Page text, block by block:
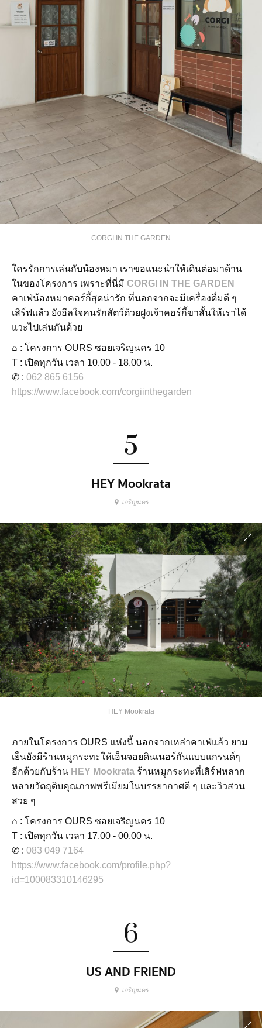
CORGI IN THE GARDEN
ใครรักการเล่นกับน้องหมา เราขอแนะนำให้เดินต่อมาด้าน
ในของโครงการ เพราะที่นี่มี CORGI IN THE GARDEN
คาเฟ่น้องหมาคอร์กี้สุดน่ารัก ที่นอกจากจะมีเครื่องดื่มดี ๆ
เสิร์ฟแล้ว ยังฮีลใจคนรักสัตว์ด้วยฝูงเจ้าคอร์กี้ขาสั้นให้เราได้
แวะไปเล่นกันด้วย
⌂ : โครงการ OURS ซอยเจริญนคร 10
T : เปิดทุกวัน เวลา 10.00 - 18.00 น.
✆ : 062 865 6156
https://www.facebook.com/corgiinthegarden
5
HEY Mookrata
เจริญนคร
HEY Mookrata
ภายในโครงการ OURS แห่งนี้ นอกจากเหล่าคาเฟ่แล้ว ยาม
เย็นยังมีร้านหมูกระทะให้เอ็นจอยดินเนอร์กันแบบแกรนด์ๆ
อีกด้วยกับร้าน HEY Mookrata ร้านหมูกระทะที่เสิร์ฟหลาก
หลายวัตถุดิบคุณภาพพรีเมียมในบรรยากาศดี ๆ และวิวสวน
สวย ๆ
⌂ : โครงการ OURS ซอยเจริญนคร 10
T : เปิดทุกวัน เวลา 17.00 - 00.00 น.
✆ : 083 049 7164
https://www.facebook.com/profile.php?
id=100083310146295
6
US AND FRIEND
เจริญนคร